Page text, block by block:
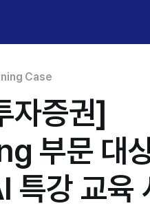
Case
자증권]
부문 대
특강 교육